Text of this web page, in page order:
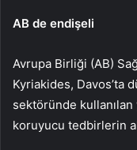
AB de endişeli
Avrupa Birliği (AB)
Kyriakides, Davos’ta
sektöründe
koruyucu tedbirlerin